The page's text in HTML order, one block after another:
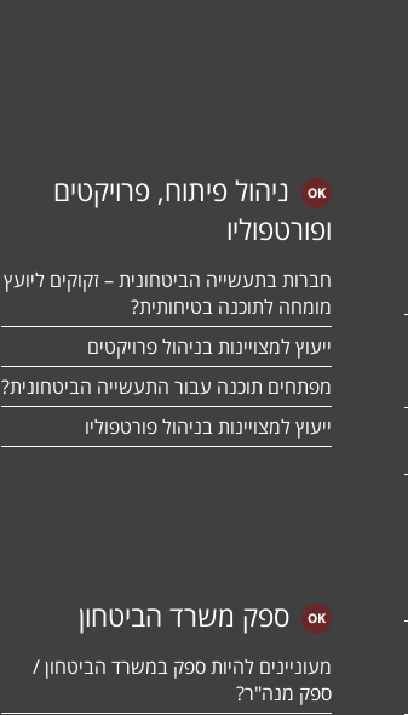
ניהול פיתוח, פרויקטים
ופורטפוליו
חברות בתעשייה הביטחונית – זקוקים ליועץ
מומחה לתוכנה בטיחותית?
ייעוץ למצויינות בניהול פרויקטים
מפתחים תוכנה עבור התעשייה הביטחונית?
ייעוץ למצויינות בניהול פורטפוליו
ספק משרד הביטחון
מעוניינים להיות ספק במשרד הביטחון /
ספק מנה"ר?